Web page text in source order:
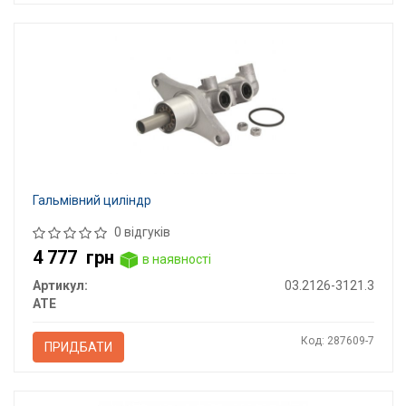
Гальмівний циліндр
0 відгуків
4 777 грн
в наявності
Артикул:
03.2126-3121.3
ATE
ПРИДБАТИ Код: 287609-7